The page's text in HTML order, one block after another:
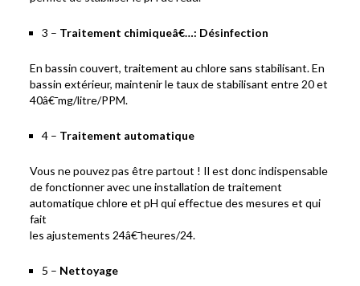
3 – Traitement chimiqueâ€…: Désinfection
En bassin couvert, traitement au chlore sans stabilisant. En
bassin extérieur, maintenir le taux de stabilisant entre 20 et
40â€¯mg/litre/PPM.
4 – Traitement automatique
Vous ne pouvez pas être partout ! Il est donc indispensable
de fonctionner avec une installation de traitement
automatique chlore et pH qui effectue des mesures et qui
fait
les ajustements 24â€¯heures/24.
5 – Nettoyage